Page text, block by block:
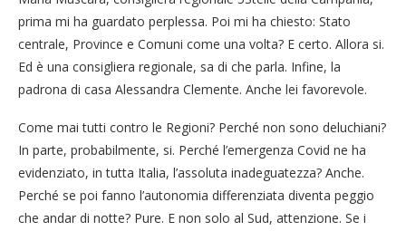
prima mi ha guardato perplessa. Poi mi ha chiesto: Stato
centrale, Province e Comuni come una volta? E certo. Allora si.
Ed è una consigliera regionale, sa di che parla. Infine, la
padrona di casa Alessandra Clemente. Anche lei favorevole.
Come mai tutti contro le Regioni? Perché non sono deluchiani?
In parte, probabilmente, si. Perché l’emergenza Covid ne ha
evidenziato, in tutta Italia, l’assoluta inadeguatezza? Anche.
Perché se poi fanno l’autonomia differenziata diventa peggio
che andar di notte? Pure. E non solo al Sud, attenzione. Se i